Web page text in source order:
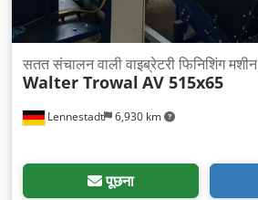
Lennestadt 6,930 km
सतत संचालन वाली वाइब्रेटरी फिनिशिंग मशीन
Walter Trowal AV 515x65
पूछना